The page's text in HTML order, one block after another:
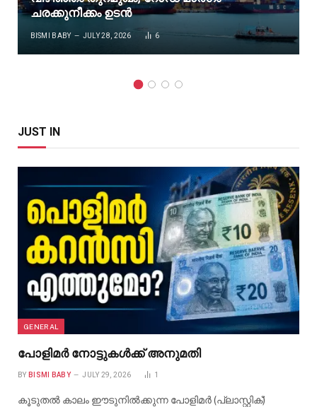
ചരക്കുനീക്കം ഉടൻ
BISMI BABY JULY 28, 2026 6
JUST IN
GENERAL
പോളിമർ നോട്ടുകൾക്ക് അനുമതി
BY BISMI BABY JULY 29, 2026 1
കൂടുതൽ കാലം ഈടുനിൽക്കുന്ന പോളിമർ (പ്ലാസ്റ്റിക്)